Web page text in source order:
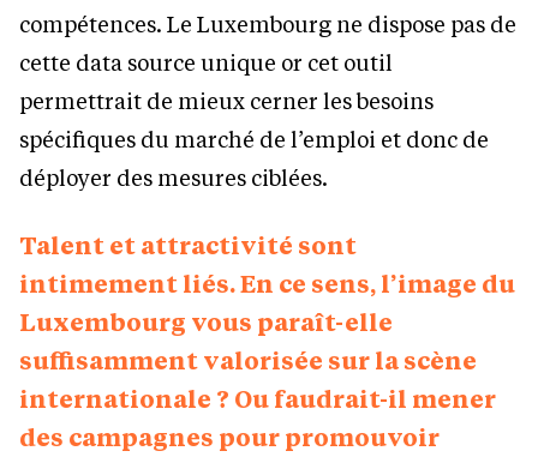
compétences. Le Luxembourg ne dispose pas de
cette data source unique or cet outil
permettrait de mieux cerner les besoins
spécifiques du marché de l’emploi et donc de
déployer des mesures ciblées.
Talent et attractivité sont
intimement liés. En ce sens, l’image du
Luxembourg vous paraît-elle
suffisamment valorisée sur la scène
internationale ? Ou faudrait-il mener
des campagnes pour promouvoir